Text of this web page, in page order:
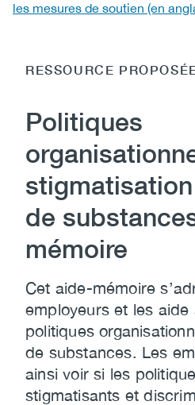
les mesures de soutien (en
RESSOURCE
Politiques
stigmatisation
de
mémoire
Cet aide-mémoire
employeurs et les
politiques
de substances. Les
ainsi voir si les
stigmatisants et